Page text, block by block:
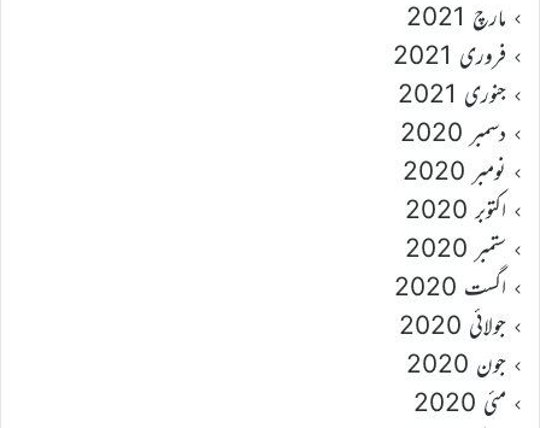
مارچ 2021
فروری 2021
جنوری 2021
دسمبر 2020
نومبر 2020
اکتوبر 2020
ستمبر 2020
اگست 2020
جولائی 2020
جون 2020
مئی 2020